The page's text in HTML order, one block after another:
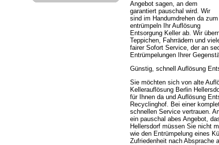
Angebot sagen, an dem
garantiert pauschal wird. Wir
sind im Handumdrehen da zum
entrümpeln Ihr Auflösung
Entsorgung Keller ab. Wir
Teppichen, Fahrrädern und
fairer Sofort Service, der an
Entrümpelungen Ihrer
Günstig, schnell Auflösung
Sie möchten sich von alte
Kellerauflösung Berlin
für Ihnen da und Auflösung
Recyclinghof. Bei einer
schnellen Service vertrauen.
ein pauschal abes Angebot,
Hellersdorf müssen Sie nicht
wie den Entrümpelung eines
Zufriedenheit nach Absprache